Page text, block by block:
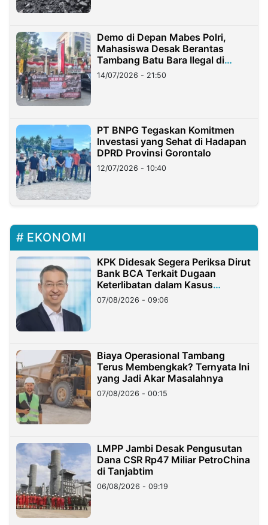
Demo di Depan Mabes Polri,
Mahasiswa Desak Berantas
Tambang Batu Bara Ilegal di
Lampung
14/07/2026 - 21:50
PT BNPG Tegaskan Komitmen
Investasi yang Sehat di Hadapan
DPRD Provinsi Gorontalo
12/07/2026 - 10:40
EKONOMI
KPK Didesak Segera Periksa Dirut
Bank BCA Terkait Dugaan
Keterlibatan dalam Kasus
Hilangnya Dana Nasabah Rp2,58
Miliar
07/08/2026 - 09:06
Biaya Operasional Tambang
Terus Membengkak? Ternyata Ini
yang Jadi Akar Masalahnya
07/08/2026 - 00:15
LMPP Jambi Desak Pengusutan
Dana CSR Rp47 Miliar PetroChina
di Tanjabtim
06/08/2026 - 09:19